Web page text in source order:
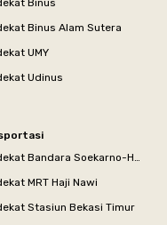
Binus Alam Sutera
UMY
Udinus
MRT Haji Nawi
Stasiun Bekasi Timur